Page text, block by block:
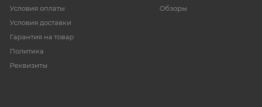
Условия оплаты
Условия доставки
Гарантия на товар
Политика
Реквизиты
Обзоры